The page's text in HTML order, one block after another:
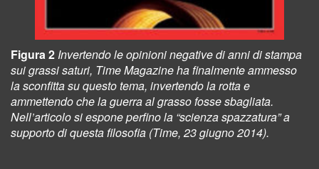
Figura 2 Invertendo le opinioni negative di anni di stampa
sui grassi saturi, Time Magazine ha finalmente ammesso
la sconfitta su questo tema, invertendo la rotta e
ammettendo che la guerra al grasso fosse sbagliata.
Nell’articolo si espone perfino la “scienza spazzatura” a
supporto di questa filosofia (Time, 23 giugno 2014).